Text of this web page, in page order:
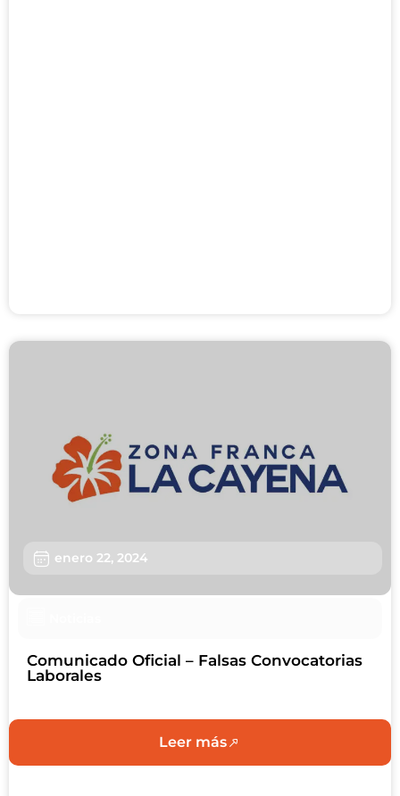
enero 22, 2024
Comunicado Oficial – Falsas Convocatorias
Laborales
Leer más